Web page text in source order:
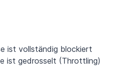
ist vollständig blockiert
ist gedrosselt (Throttling)